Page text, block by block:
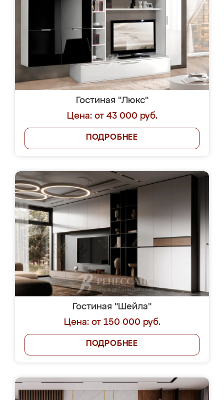
Гостиная "Люкс"
Цена: от 43 000 руб.
ПОДРОБНЕЕ
Гостиная "Шейла"
Цена: от 150 000 руб.
ПОДРОБНЕЕ